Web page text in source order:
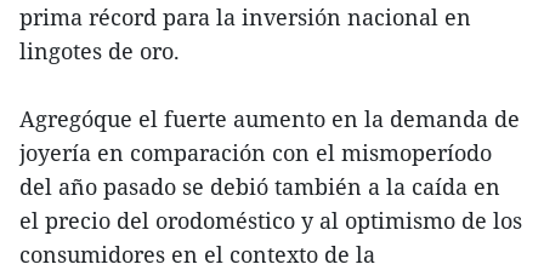
prima récord para la inversión nacional en
lingotes de oro.
Agregóque el fuerte aumento en la demanda de
joyería en comparación con el mismoperíodo
del año pasado se debió también a la caída en
el precio del orodoméstico y al optimismo de los
consumidores en el contexto de la